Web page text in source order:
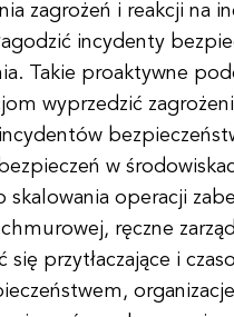
zagrożeń i reakcji na
incydenty
Takie proaktywne
wyprzedzić
w
operacji
ręczne
się przytłaczające i